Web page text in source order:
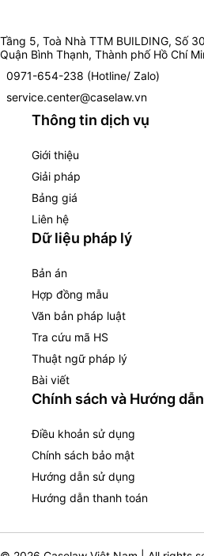
Tầng 5, Toà Nhà TTM BUILDING, Số
Quận Bình Thạnh, Thành phố Hồ Chí
0971-654-238 (Hotline/ Zalo)
service.center@caselaw.vn
Thông tin dịch vụ
Giới thiệu
Giải pháp
Bảng giá
Liên hệ
Dữ liệu pháp lý
Bản án
Hợp đồng mẫu
Văn bản pháp luật
Tra cứu mã HS
Thuật ngữ pháp lý
Bài viết
Chính sách và Hướng dẫn
Điều khoản sử dụng
Chính sách bảo mật
Hướng dẫn sử dụng
Hướng dẫn thanh toán